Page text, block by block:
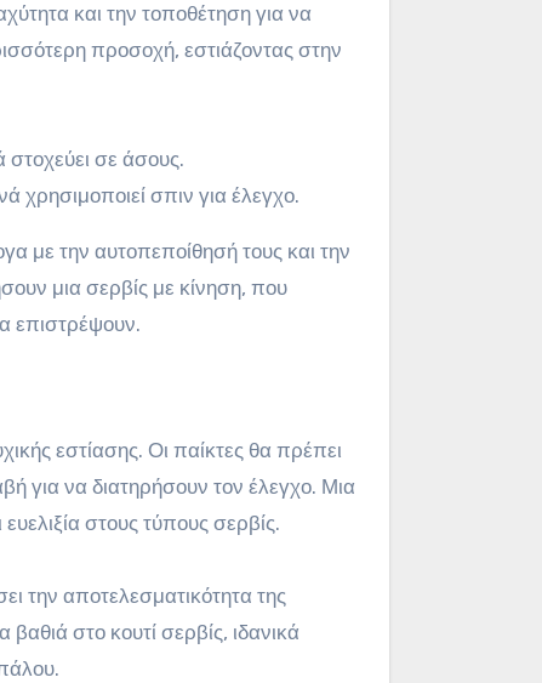
και την τοποθέτηση για να
προσοχή, εστιάζοντας στην
σε άσους.
χρησιμοποιεί σπιν για έλεγχο.
με την αυτοπεποίθησή τους και την
μια σερβίς με κίνηση, που
επιστρέψουν.
εστίασης. Οι παίκτες θα πρέπει
για να διατηρήσουν τον έλεγχο. Μια
στους τύπους σερβίς.
την αποτελεσματικότητα της
στο κουτί σερβίς, ιδανικά